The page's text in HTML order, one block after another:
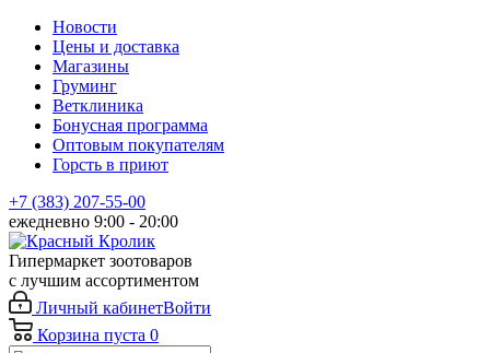
Новости
Цены и доставка
Магазины
Груминг
Ветклиника
Бонусная программа
Оптовым покупателям
Горсть в приют
+7 (383) 207-55-00
ежедневно 9:00 - 20:00
Гипермаркет зоотоваров
с лучшим ассортиментом
Личный кабинетВойти
Корзина пуста 0